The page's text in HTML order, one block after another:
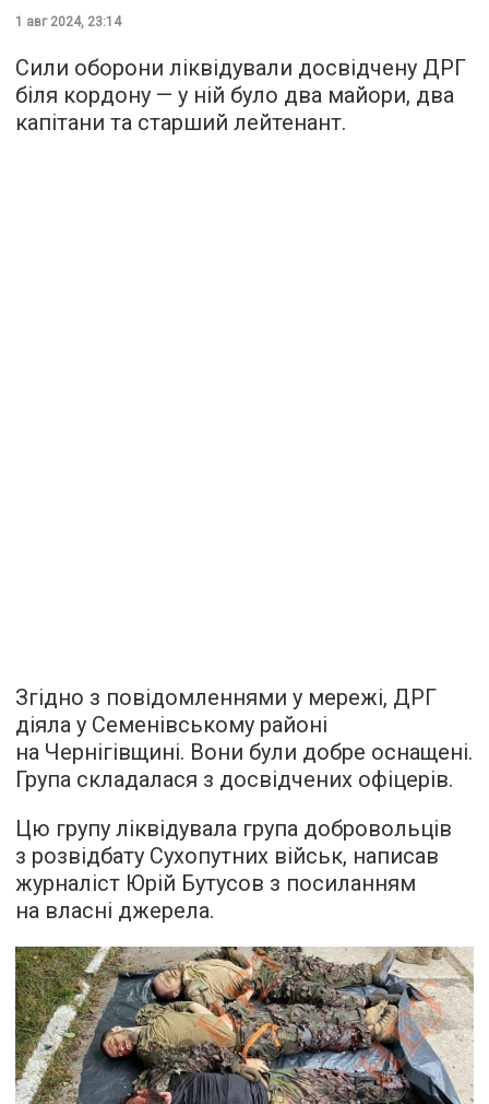
1 авг 2024, 23:14
Сили оборони ліквідували досвідчену ДРГ
біля кордону — у ній було два майори, два
капітани та старший лейтенант.
Згідно з повідомленнями у мережі, ДРГ
діяла у Семенівському районі
на Чернігівщині. Вони були добре оснащені.
Група складалася з досвідчених офіцерів.
Цю групу ліквідувала група добровольців
з розвідбату Сухопутних військ, написав
журналіст Юрій Бутусов з посиланням
на власні джерела.